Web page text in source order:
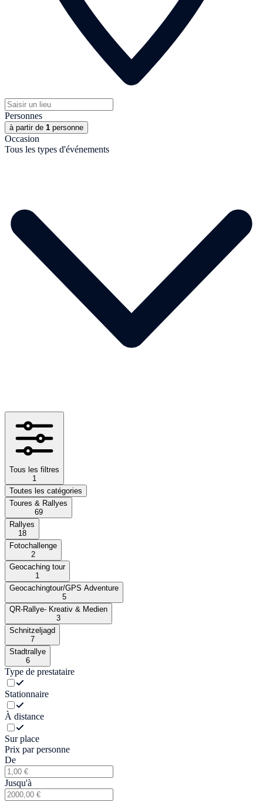
Personnes
à partir de 1 personne
Occasion
Tous les types d'événements
Tous les filtres
1
Toutes les catégories
Toures & Rallyes
69
Rallyes
18
Fotochallenge
2
Geocaching tour
1
Geocachingtour/GPS Adventure
5
QR-Rallye- Kreativ & Medien
3
Schnitzeljagd
7
Stadtrallye
6
Type de prestataire
Stationnaire
À distance
Sur place
Prix par personne
De
Jusqu'à